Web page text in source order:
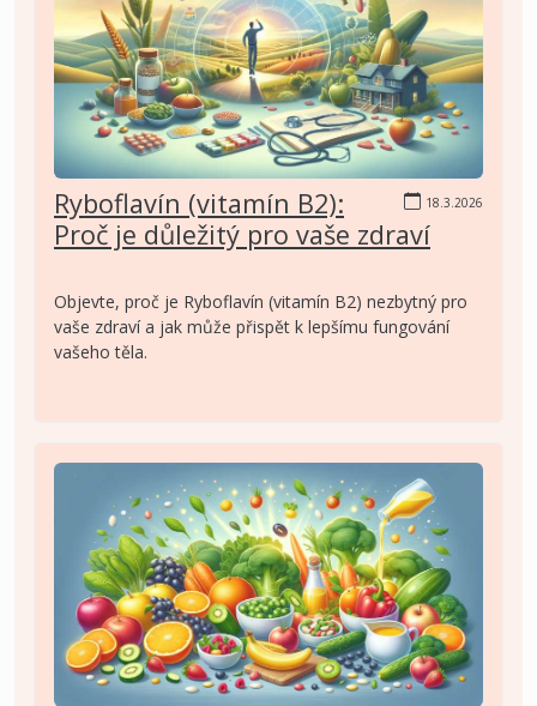
18.3.2026
Ryboflavín (vitamín B2):
Proč je důležitý pro vaše zdraví
Objevte, proč je Ryboflavín (vitamín B2) nezbytný pro
vaše zdraví a jak může přispět k lepšímu fungování
vašeho těla.